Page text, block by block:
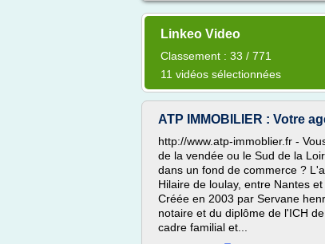
Linkeo Video
Classement : 33 / 771
11 vidéos sélectionnées
ATP IMMOBILIER : Votre
http://www.atp-immoblier.fr -
de la vendée ou le Sud de la
dans un fond de commerce ?
Hilaire de loulay, entre Nantes
Créée en 2003 par Servane
notaire et du diplôme de l'ICH
cadre familial et...